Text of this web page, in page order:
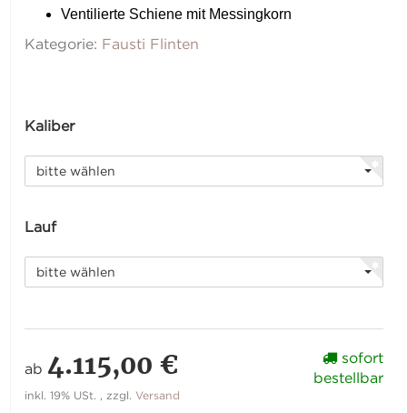
Ventilierte Schiene mit Messingkorn
Kategorie: Fausti Flinten
Kaliber
bitte wählen
Lauf
bitte wählen
ab4.115,00 €
inkl. 19% USt. , zzgl.Versand
sofort
bestellbar